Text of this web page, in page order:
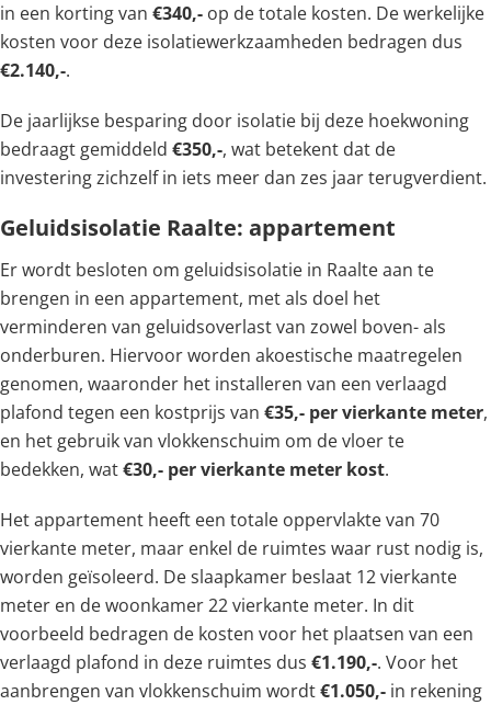
in een korting van €340,- op de totale kosten. De werkelijke
kosten voor deze isolatiewerkzaamheden bedragen dus
€2.140,-.
De jaarlijkse besparing door isolatie bij deze hoekwoning
bedraagt gemiddeld €350,-, wat betekent dat de
investering zichzelf in iets meer dan zes jaar terugverdient.
Geluidsisolatie Raalte: appartement
Er wordt besloten om geluidsisolatie in Raalte aan te
brengen in een appartement, met als doel het
verminderen van geluidsoverlast van zowel boven- als
onderburen. Hiervoor worden akoestische maatregelen
genomen, waaronder het installeren van een verlaagd
plafond tegen een kostprijs van €35,- per vierkante meter,
en het gebruik van vlokkenschuim om de vloer te
bedekken, wat€30,- per vierkante meter kost.
Het appartement heeft een totale oppervlakte van 70
vierkante meter, maar enkel de ruimtes waar rust nodig is,
worden geïsoleerd. De slaapkamer beslaat 12 vierkante
meter en de woonkamer 22 vierkante meter. In dit
voorbeeld bedragen de kosten voor het plaatsen van een
verlaagd plafond in deze ruimtes dus €1.190,-. Voor het
aanbrengen van vlokkenschuim wordt€1.050,- in rekening